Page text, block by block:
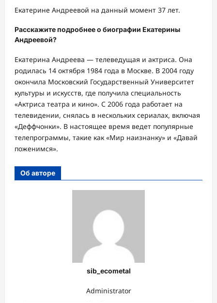
Екатерине Андреевой на данный момент 37 лет.
Расскажите подробнее о биографии Екатерины
Андреевой?
Екатерина Андреева — телеведущая и актриса. Она
родилась 14 октября 1984 года в Москве. В 2004 году
окончила Московский Государственный Университет
культуры и искусств, где получила специальность
«Актриса театра и кино». С 2006 года работает на
телевидении, снялась в нескольких сериалах, включая
«Деффчонки». В настоящее время ведет популярные
телепрограммы, такие как «Мир наизнанку» и «Давай
поженимся».
Об авторе
sib_ecometal
Administrator